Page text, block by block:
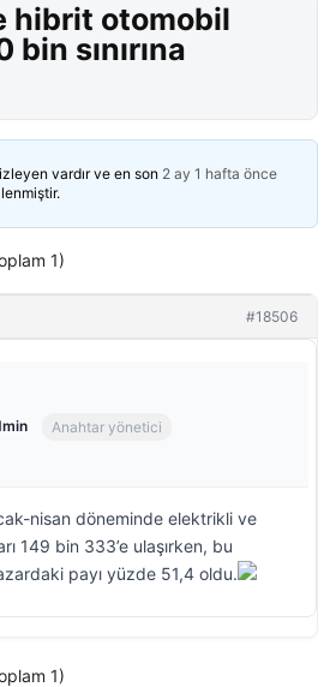
hibrit otomobil
bin sınırına
vardır ve en son 2 ay 1 hafta önce
1)
#18506
Anahtar yönetici
nisan döneminde elektrikli ve
149 bin 333’e ulaşırken, bu
payı yüzde 51,4 oldu.
1)